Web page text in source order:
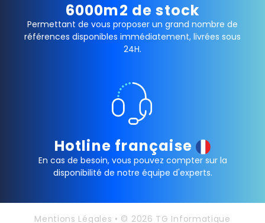
6000m2 de stock
Permettant de vous proposer un grand nombre de
références disponibles immédiatement, livrées sous
24H.
Hotline française
En cas de besoin, vous pouvez compter sur la
disponibilité de notre équipe d'experts.
Mentions Légales • © 2026 TG Informatique